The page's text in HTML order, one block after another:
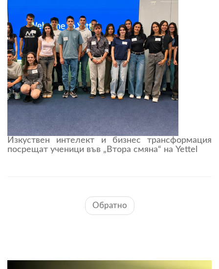
Изкуствен интелект и бизнес трансформация
посрещат ученици във „Втора смяна“ на Yettel
Обратно